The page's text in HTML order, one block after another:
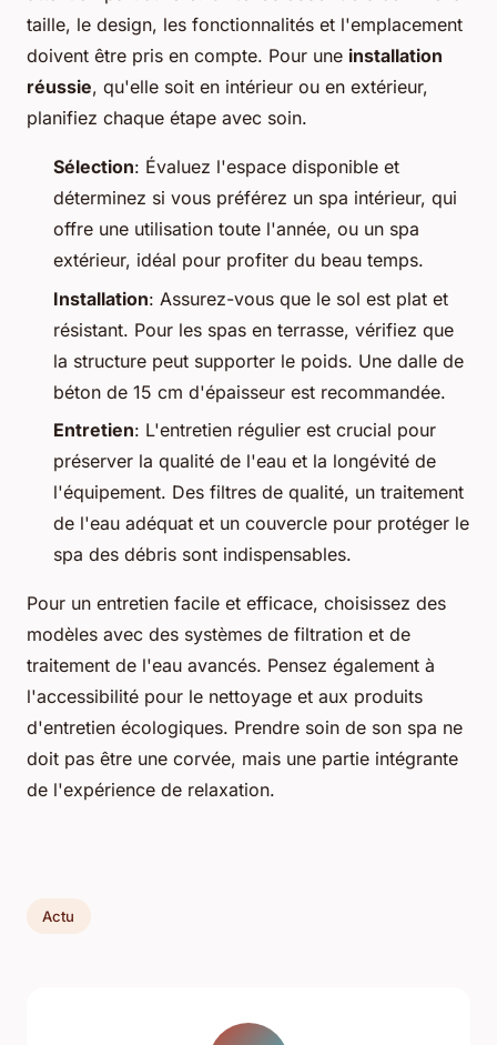
taille, le design, les fonctionnalités et l'emplacement
doivent être pris en compte. Pour une installation
réussie, qu'elle soit en intérieur ou en extérieur,
planifiez chaque étape avec soin.
Sélection: Évaluez l'espace disponible et
déterminez si vous préférez un spa intérieur, qui
offre une utilisation toute l'année, ou un spa
extérieur, idéal pour profiter du beau temps.
Installation: Assurez-vous que le sol est plat et
résistant. Pour les spas en terrasse, vérifiez que
la structure peut supporter le poids. Une dalle de
béton de 15 cm d'épaisseur est recommandée.
Entretien: L'entretien régulier est crucial pour
préserver la qualité de l'eau et la longévité de
l'équipement. Des filtres de qualité, un traitement
de l'eau adéquat et un couvercle pour protéger le
spa des débris sont indispensables.
Pour un entretien facile et efficace, choisissez des
modèles avec des systèmes de filtration et de
traitement de l'eau avancés. Pensez également à
l'accessibilité pour le nettoyage et aux produits
d'entretien écologiques. Prendre soin de son spa ne
doit pas être une corvée, mais une partie intégrante
de l'expérience de relaxation.
Actu